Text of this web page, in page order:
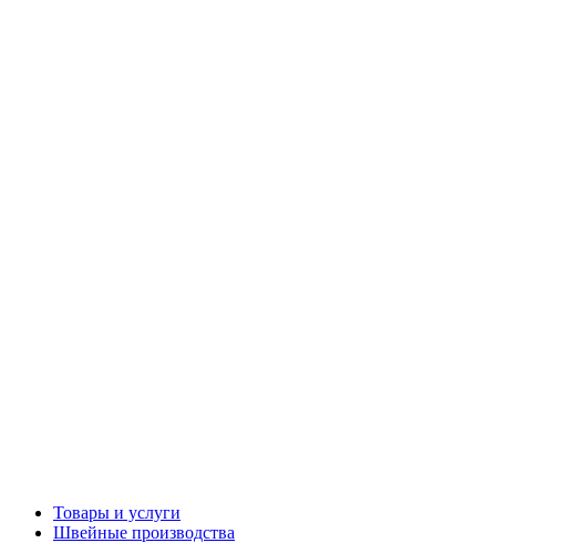
Товары и услуги
Швейные производства